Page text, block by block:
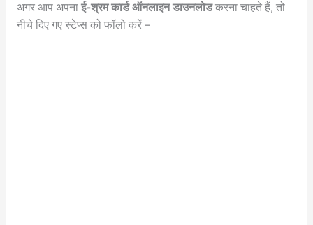
अगर आप अपना ई-श्रम कार्ड ऑनलाइन डाउनलोडकरना चाहते हैं, तो
नीचे दिए गए स्टेप्स को फॉलो करें –